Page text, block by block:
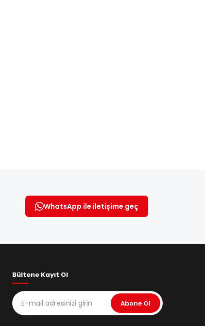
WhatsApp ile iletişime geç
Bültene Kayıt Ol
Abone Ol